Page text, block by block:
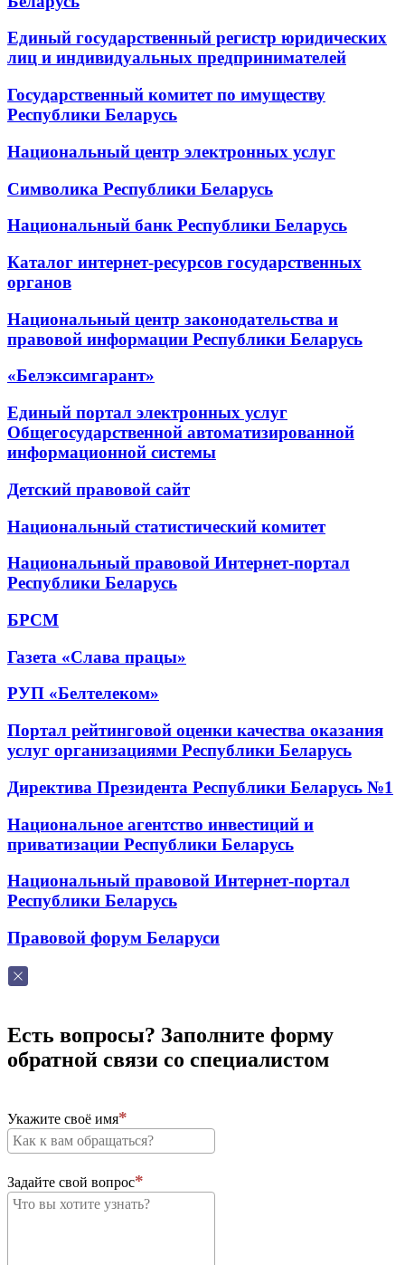
Единый государственный регистр юридических
лиц и индивидуальных предпринимателей
Государственный комитет по имуществу
Республики Беларусь
Национальный центр электронных услуг
Символика Республики Беларусь
Национальный банк Республики Беларусь
Каталог интернет-ресурсов государственных
органов
Национальный центр законодательства и
правовой информации Республики Беларусь
«Белэксимгарант»
Единый портал электронных услуг
Общегосударственной автоматизированной
информационной системы
Детский правовой сайт
Национальный статистический комитет
Национальный правовой Интернет-портал
Республики Беларусь
БРСМ
Газета «Слава працы»
РУП «Белтелеком»
Портал рейтинговой оценки качества оказания
услуг организациями Республики Беларусь
Директива Президента Республики Беларусь №1
Национальное агентство инвестиций и
приватизации Республики Беларусь
Национальный правовой Интернет-портал
Республики Беларусь
Правовой форум Беларуси
Есть вопросы? Заполните форму
обратной связи со специалистом
Укажите своё имя
Задайте свой вопрос